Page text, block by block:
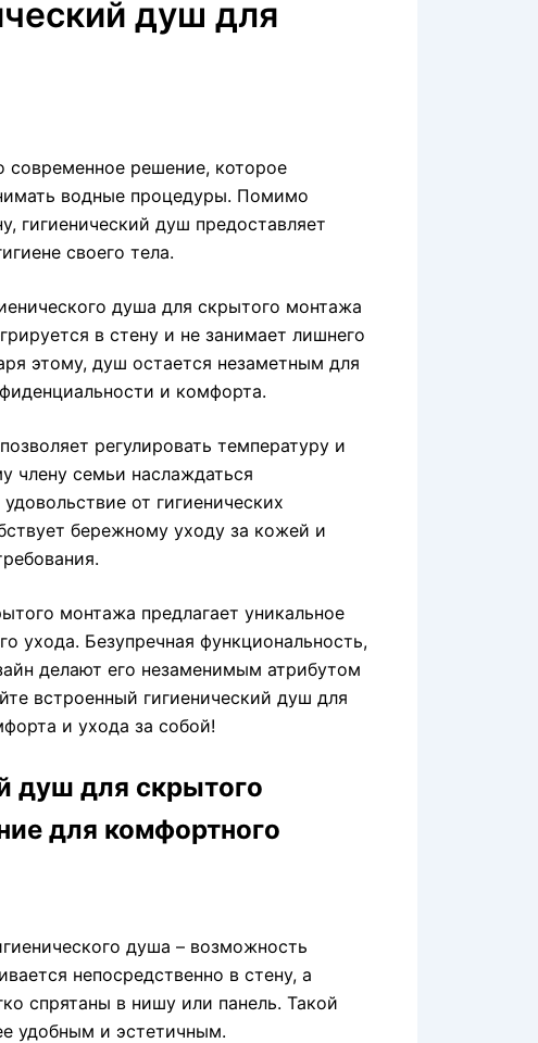
душ для
решение, которое
водные процедуры. Помимо
гигиенический душ предоставляет
своего тела.
душа для скрытого монтажа
в стену и не занимает лишнего
этому, душ остается незаметным для
и комфорта.
регулировать температуру и
члену семьи наслаждаться
от гигиенических
бережному уходу за кожей и
монтажа предлагает уникальное
ухода. Безупречная функциональность,
делают его незаменимым атрибутом
встроенный гигиенический душ для
и ухода за собой!
душ для скрытого
для комфортного
душа – возможность
непосредственно в стену, а
спрятаны в нишу или панель. Такой
удобным и эстетичным.